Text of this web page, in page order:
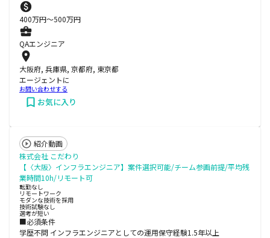
400万円〜500万円
QAエンジニア
大阪府, 兵庫県, 京都府, 東京都
エージェントに
お問い合わせする
お気に入り
紹介動画
株式会社 こだわり
【〈大阪〉インフラエンジニア】案件選択可能/チーム参画前提/平均残
業時間10h/リモート可
転勤なし
リモートワーク
モダンな技術を採用
技術試験なし
選考が短い
■必須条件
学歴不問 インフラエンジニアとしての運用保守経験1.5年以上